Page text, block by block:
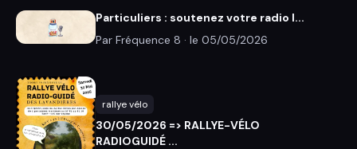
Particuliers : soutenez votre radio l...
Par Fréquence 8 · le 05/05/2026
rallye vélo
30/05/2026 => RALLYE-VÉLO
RADIOGUIDÉ ...